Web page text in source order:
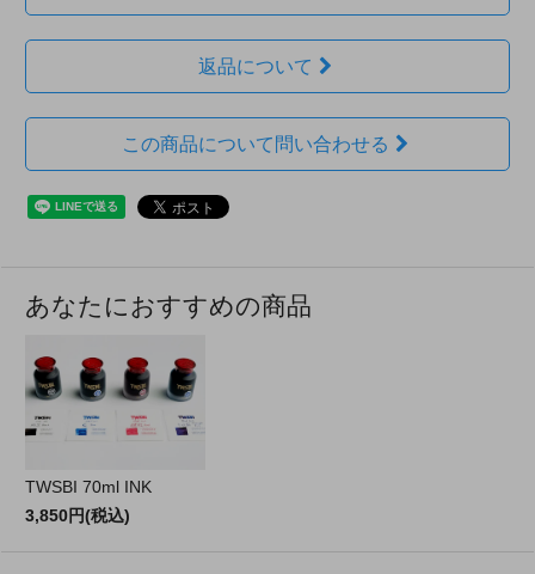
返品について
この商品について問い合わせる
あなたにおすすめの商品
TWSBI 70ml INK
3,850円(税込)